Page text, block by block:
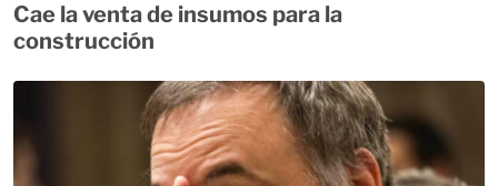
Cae la venta de insumos para la
construcción